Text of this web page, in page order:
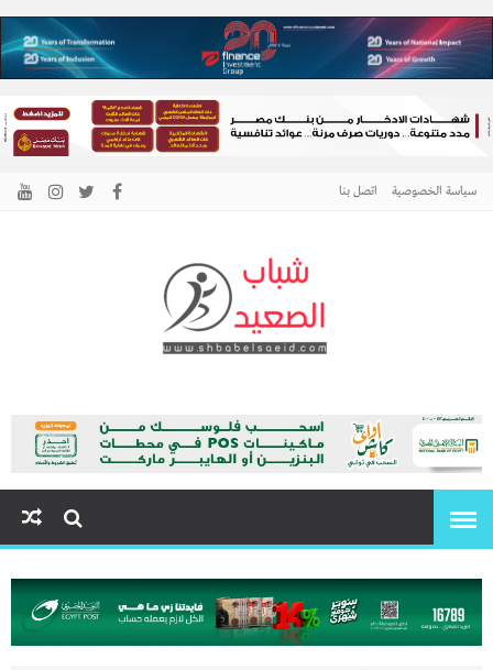
سياسة الخصوصية اتصل بنا
شباب الصعيد